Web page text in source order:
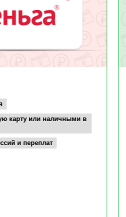
карту или наличными в
и переплат